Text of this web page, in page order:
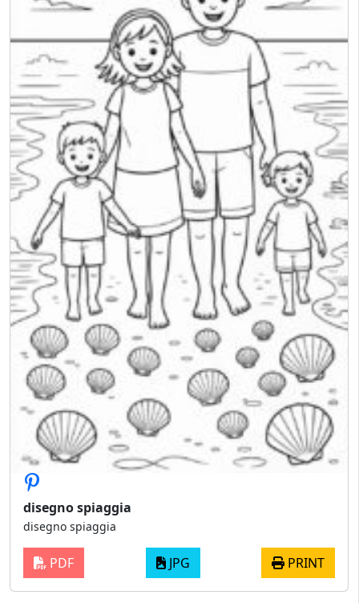
disegno spiaggia
disegno spiaggia
PDF JPG PRINT